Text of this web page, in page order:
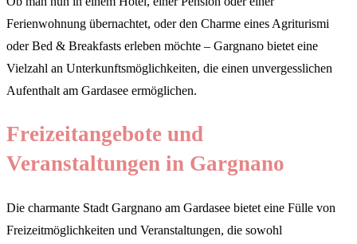
Ferienwohnung übernachtet, oder den Charme eines Agriturismi
oder Bed & Breakfasts erleben möchte – Gargnano bietet eine
Vielzahl an Unterkunftsmöglichkeiten, die einen unvergesslichen
Aufenthalt am Gardasee ermöglichen.
Freizeitangebote und
Veranstaltungen in Gargnano
Die charmante Stadt Gargnano am Gardasee bietet eine Fülle von
Freizeitmöglichkeiten und Veranstaltungen, die sowohl